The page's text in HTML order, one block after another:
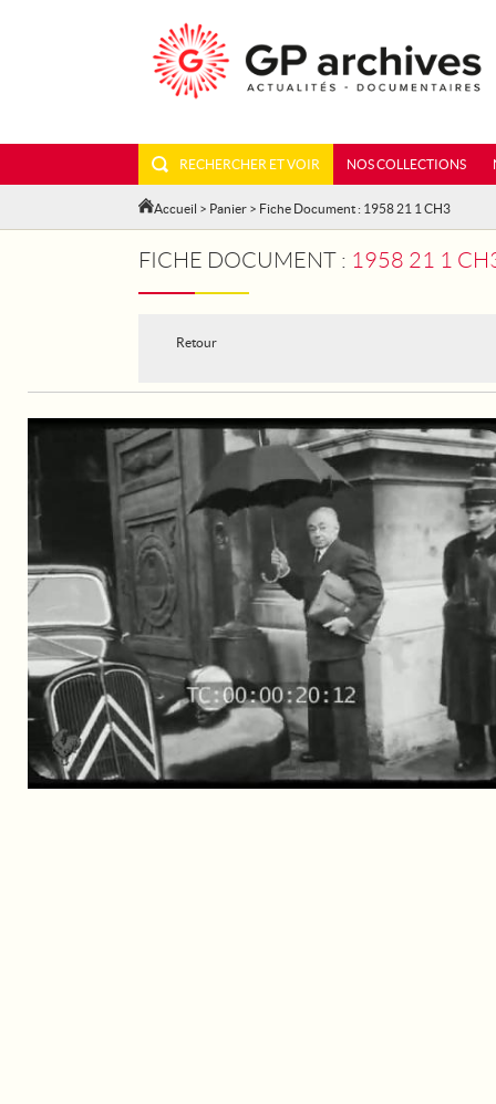
RECHERCHER ET VOIR NOS COLLECTIONS
Accueil > Panier > Fiche Document : 1958 21 1 CH3
FICHE DOCUMENT : 1958 21 1
Retour